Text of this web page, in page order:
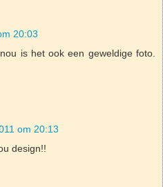
20:03
is het ook een geweldige foto.
om 20:13
design!!